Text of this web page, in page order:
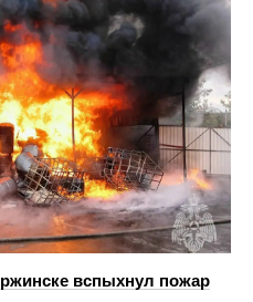
вспыхнул пожар